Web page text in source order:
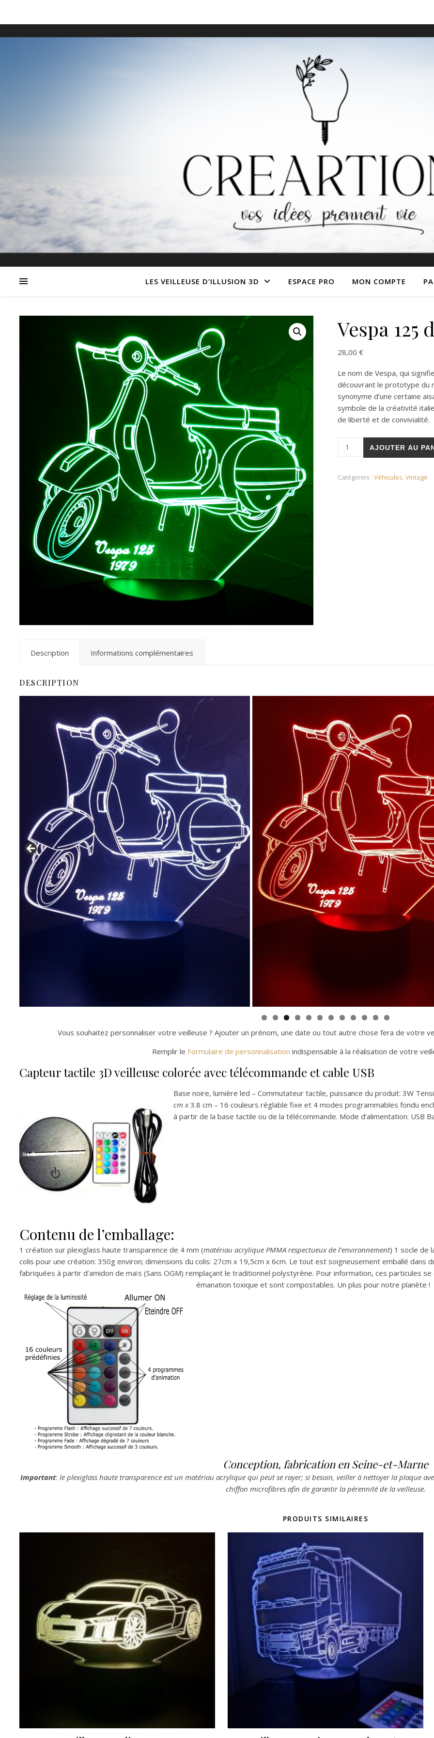
LES VEILLEUSE D’ILLUSION 3D ESPACE PRO MON COMPTE
Vespa 125
28,00€
Le nom de Vespa, qui
découvrant le prototype du
synonyme d’une certaine
symbole de la créativité
de liberté et de convivialité.
quantité de Vespa 125 de
AJOUTER AU
Catégories :Véhicules,Vintage
Description Informations complémentaires
DESCRIPTION
Vous souhaitez personnaliser votre veilleuse ? Ajouter un prénom, une date ou tout autre chose fera de votre
Remplir le Formulaire de personnalisation indispensable à la réalisation de votre
Capteur tactile 3D veilleuse colorée avec télécommande et cable USB
Base noire, lumière led – Commutateur tactile, puissance du produit: 3W
cm x3.8 cm – 16 couleurs réglable fixe et 4 modes programmables fondu
à partir de la base tactile ou de la télécommande. Mode d’alimentation: USB
Contenu de l’emballage:
1 création sur plexiglass haute transparence de 4 mm (matériau acrylique PMMA respectueux de l’environnement) 1 socle de
colis pour une création: 350g environ; dimensions du colis: 27cm x 19,5cm x 6cm. Le tout est soigneusement emballé dans
fabriquées à partir d’amidon de maïs (Sans OGM) remplaçant le traditionnel polystyrène. Pour information, ces particules
émanation toxique et sont compostables. Un plus pour notre planète !
Conception, fabrication en Seine-et-Marne
Important: le plexiglass haute transparence est un matériau acrylique qui peut se rayer; si besoin, veiller à nettoyer la plaque
chiffon microfibres afin de garantir la pérennité de la veilleuse.
PRODUITS SIMILAIRES